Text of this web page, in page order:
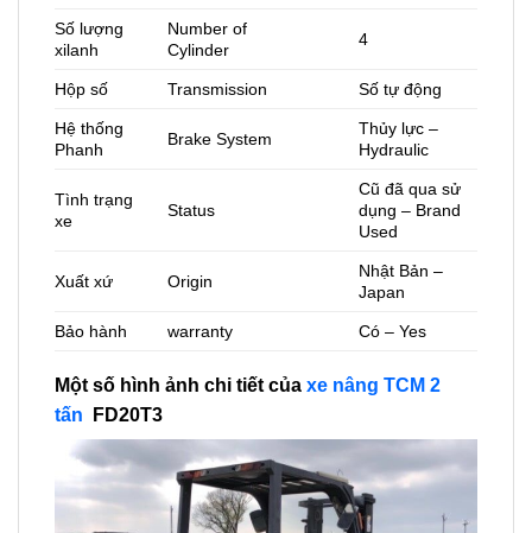
Số lượng
xilanh
Number of
Cylinder
4
Hộp số Transmission Số tự động
Hệ thống
Phanh
Brake System
Thủy lực –
Hydraulic
Tình trạng
xe
Status
Cũ đã qua sử
dụng – Brand
Used
Xuất xứ Origin
Nhật Bản –
Japan
Bảo hành warranty Có – Yes
Một số hình ảnh chi tiết của xe nâng TCM 2
tấn FD20T3